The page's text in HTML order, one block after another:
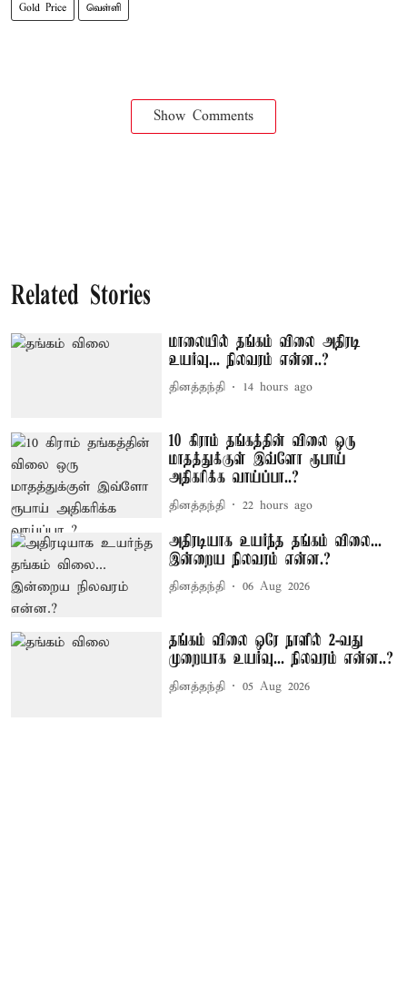
Gold Price வெள்ளி
Show Comments
Related Stories
மாலையில் தங்கம் விலை அதிரடி
உயர்வு... நிலவரம் என்ன..?
தினத்தந்தி 14 hours ago
10 கிராம் தங்கத்தின் விலை ஒரு
மாதத்துக்குள் இவ்ளோ ரூபாய்
அதிகரிக்க வாய்ப்பா..?
தினத்தந்தி 22 hours ago
அதிரடியாக உயர்ந்த தங்கம் விலை...
இன்றைய நிலவரம் என்ன.?
தினத்தந்தி 06 Aug 2026
தங்கம் விலை ஒரே நாளில் 2-வது
முறையாக உயர்வு... நிலவரம் என்ன..?
தினத்தந்தி 05 Aug 2026